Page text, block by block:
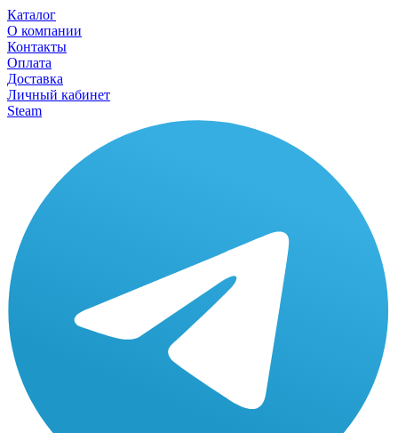
Каталог
О компании
Контакты
Оплата
Доставка
Личный кабинет
Steam